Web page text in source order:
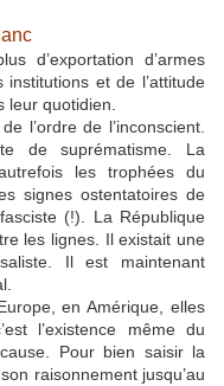
d’exportation d’armes
et de l’attitude
leur quotidien.
l’ordre de l’inconscient.
de suprématisme. La
les trophées du
signes ostentatoires de
(!). La République
les lignes. Il existait une
Il est maintenant
en Amérique, elles
l’existence même du
Pour bien saisir la
raisonnement jusqu’au